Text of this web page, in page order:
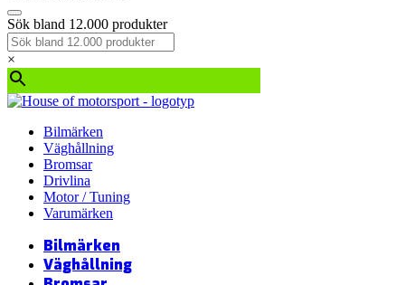
Sök bland 12.000 produkter
×
Bilmärken
Väghållning
Bromsar
Drivlina
Motor / Tuning
Varumärken
Bilmärken
Väghållning